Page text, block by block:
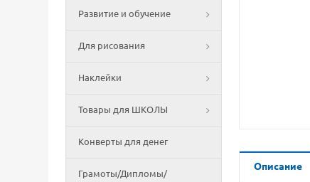
Развитие и обучение
Для рисования
Наклейки
Товары для ШКОЛЫ
Конверты для денег
Грамоты/Дипломы/
Описание